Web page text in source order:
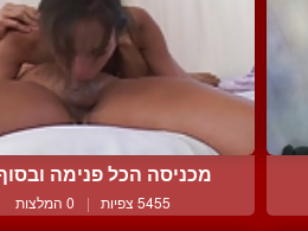
מכניסה הכל פנימה
5455 צפיות | 0 המלצות